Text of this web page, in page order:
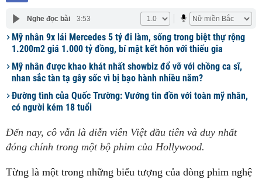
Nghe đọc bài 3:53
Mỹ nhân 9x lái Mercedes 5 tỷ đi làm, sống trong biệt thự rộng
1.200m2 giá 1.000 tỷ đồng, bí mật kết hôn với thiếu gia
Mỹ nhân được khao khát nhất showbiz đổ vỡ với chồng ca sĩ,
nhan sắc tàn tạ gây sốc vì bị bạo hành nhiều năm?
Đường tình của Quốc Trường: Vướng tin đồn với toàn mỹ nhân,
có người kém 18 tuổi
Đến nay, cô vẫn là diễn viên Việt đầu tiên và duy nhất
đóng chính trong một bộ phim của Hollywood.
Từng là một trong những biểu tượng của dòng phim nghệ